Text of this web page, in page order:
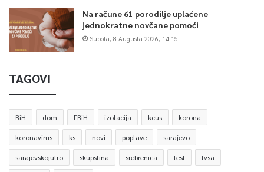
Na račune 61 porodilje uplaćene
jednokratne novčane pomoći
Subota, 8 Augusta 2026, 14:15
TAGOVI
BiH dom FBiH izolacija kcus korona
koronavirus ks novi poplave sarajevo
sarajevskojutro skupstina srebrenica test tvsa